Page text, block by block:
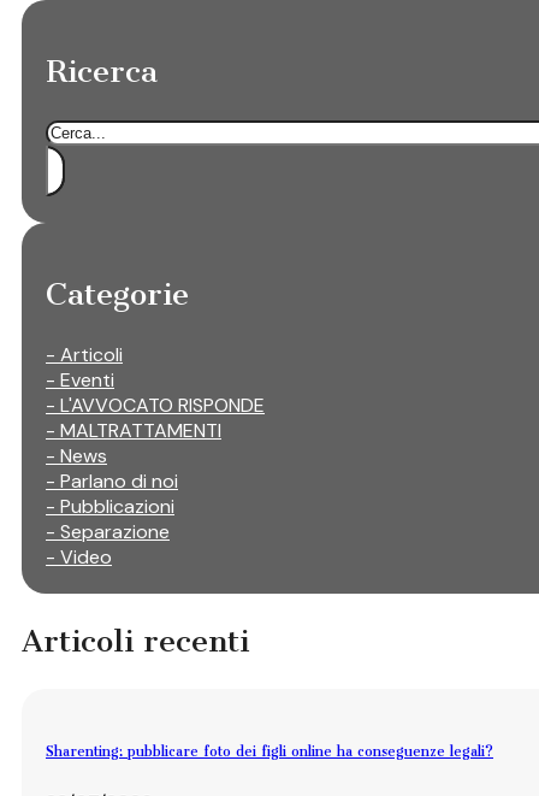
Ricerca
Cerca
Categorie
- Articoli
- Eventi
- L'AVVOCATO RISPONDE
- MALTRATTAMENTI
- News
- Parlano di noi
- Pubblicazioni
- Separazione
- Video
Articoli recenti
Sharenting: pubblicare foto dei figli online ha conseguenze legali?